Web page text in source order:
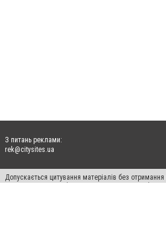
З питань реклами:
rek@citysites.ua
Допускається цитування матеріалів без
пошукових систем гіперпосилання на цитовані